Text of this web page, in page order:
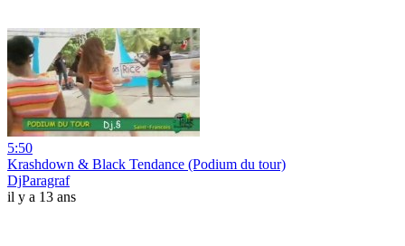
5:50
Krashdown & Black Tendance (Podium du tour)
DjParagraf
il y a 13 ans